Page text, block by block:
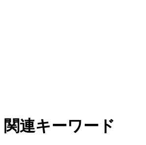
関連キーワード